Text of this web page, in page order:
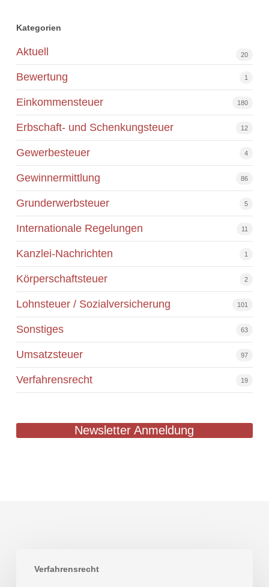
Kategorien
Aktuell 20
Bewertung 1
Einkommensteuer 180
Erbschaft- und Schenkungsteuer 12
Gewerbesteuer 4
Gewinnermittlung 86
Grunderwerbsteuer 5
Internationale Regelungen 11
Kanzlei-Nachrichten 1
Körperschaftsteuer 2
Lohnsteuer / Sozialversicherung 101
Sonstiges 63
Umsatzsteuer 97
Verfahrensrecht 19
Newsletter Anmeldung
Verfahrensrecht
Rechte